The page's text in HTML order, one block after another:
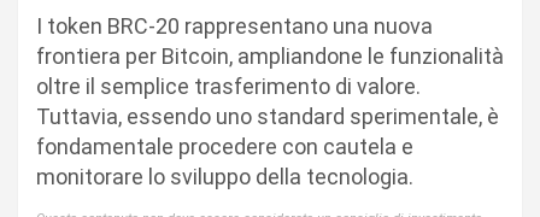
I token BRC-20 rappresentano una nuova
frontiera per Bitcoin, ampliandone le funzionalità
oltre il semplice trasferimento di valore.
Tuttavia, essendo uno standard sperimentale, è
fondamentale procedere con cautela e
monitorare lo sviluppo della tecnologia.